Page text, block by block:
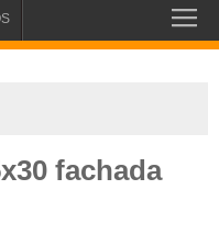
fachada